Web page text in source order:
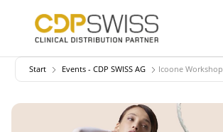
Start Events - CDP SWISS AG Icoone Workshop